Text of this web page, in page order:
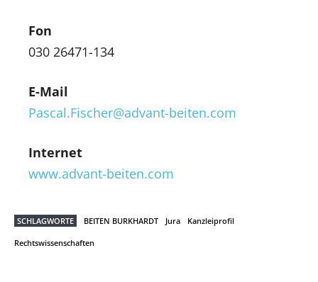
Fon
030 26471-134
E-Mail
Pascal.Fischer@advant-beiten.com
Internet
www.advant-beiten.com
SCHLAGWORTE BEITEN BURKHARDT Jura Kanzleiprofil
Rechtswissenschaften